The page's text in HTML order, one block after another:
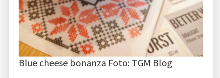
Blue cheese bonanza Foto: TGM Blog